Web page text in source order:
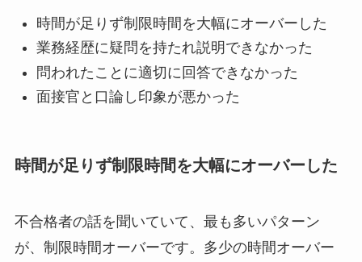
時間が足りず制限時間を大幅にオーバーした
業務経歴に疑問を持たれ説明できなかった
問われたことに適切に回答できなかった
面接官と口論し印象が悪かった
時間が足りず制限時間を大幅にオーバーした
不合格者の話を聞いていて、最も多いパターン
が、制限時間オーバーです。多少の時間オーバー